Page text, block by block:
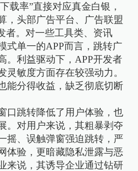
载率”直接对应真金白银，
，头部广告平台、广告联盟
者。对一些工具类、资讯
式单一的APP而言，跳转广
。利益驱动下，APP开发者
灵敏度方面存在较强动力。
能分得收益，缺乏彻底切断
口跳转降低了用户体验，也
。对用户来说，其粗暴剥夺
摇、误触弹窗强迫跳转，严
体验，更暗藏隐私泄露与恶
来说，其诱导企业通过钻研